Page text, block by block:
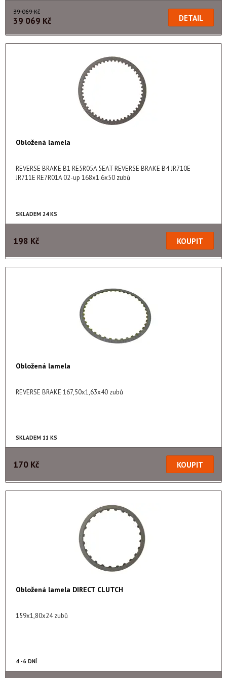
39 069 Kč
39 069 Kč
Obložená lamela
REVERSE BRAKE B1 RE5R05A 5EAT REVERSE BRAKE B4 JR710E
JR711E RE7R01A 02-up 168x1.6x50 zubů
SKLADEM 24 KS
198 Kč
Obložená lamela
REVERSE BRAKE 167,50x1,63x40 zubů
SKLADEM 11 KS
170 Kč
Obložená lamela DIRECT CLUTCH
159x1,80x24 zubů
4 - 6 DNÍ